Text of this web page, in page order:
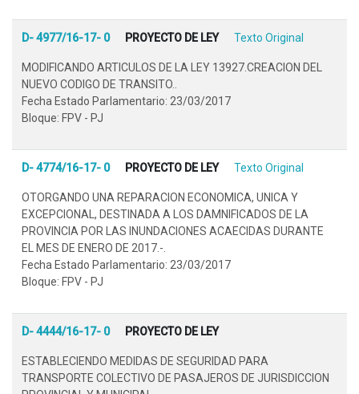
D- 4977/16-17- 0 PROYECTO DE LEY Texto Original
MODIFICANDO ARTICULOS DE LA LEY 13927.CREACION DEL
NUEVO CODIGO DE TRANSITO..
Fecha Estado Parlamentario: 23/03/2017
Bloque: FPV - PJ
D- 4774/16-17- 0 PROYECTO DE LEY Texto Original
OTORGANDO UNA REPARACION ECONOMICA, UNICA Y
EXCEPCIONAL, DESTINADA A LOS DAMNIFICADOS DE LA
PROVINCIA POR LAS INUNDACIONES ACAECIDAS DURANTE
EL MES DE ENERO DE 2017.-.
Fecha Estado Parlamentario: 23/03/2017
Bloque: FPV - PJ
D- 4444/16-17- 0 PROYECTO DE LEY
ESTABLECIENDO MEDIDAS DE SEGURIDAD PARA
TRANSPORTE COLECTIVO DE PASAJEROS DE JURISDICCION